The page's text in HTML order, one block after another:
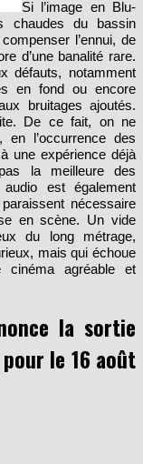
Si l’image en Blu-
chaudes du bassin
l’ennui, de
d’une banalité rare.
défauts, notamment
en fond ou encore
bruitages ajoutés.
De ce fait, on ne
l’occurrence des
une expérience déjà
la meilleure des
audio est également
nécessaire
en scène. Un vide
du long métrage,
mais qui échoue
agréable et
la sortie
le 16 août